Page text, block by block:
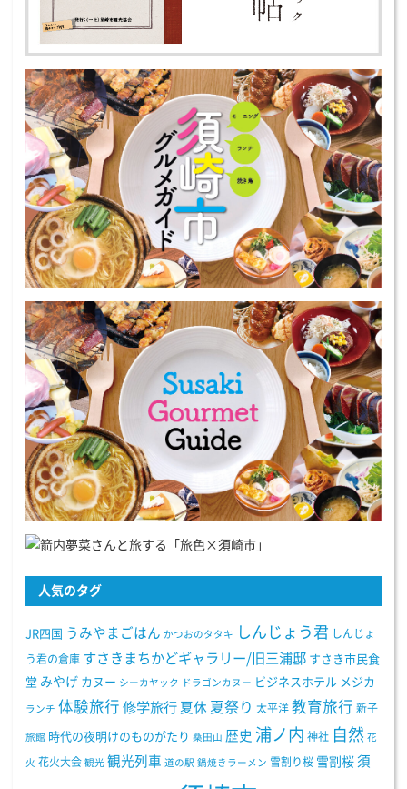
人気のタグ
JR四国 うみやまごはん かつおのタタキ しんじょう君 しんじょ
う君の倉庫 すさきまちかどギャラリー/旧三浦邸 すさき市民食
堂 みやげ カヌー シーカヤック ドラゴンカヌー ビジネスホテル メジカ
ランチ 体験旅行 修学旅行 夏休 夏祭り 太平洋 教育旅行 新子
旅館 時代の夜明けのものがたり 桑田山 歴史 浦ノ内 神社 自然 花
火 花火大会 観光 観光列車 道の駅 鍋焼きラーメン 雪割り桜 雪割桜 須